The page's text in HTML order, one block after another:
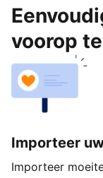
voorop
Importeer
Importeer